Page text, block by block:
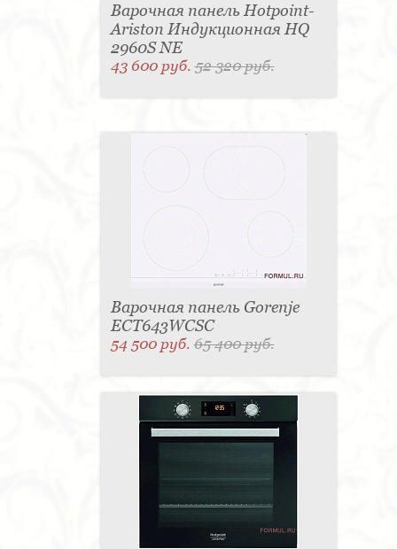
Варочная панель Hotpoint-
Ariston Индукционная HQ
2960S NE
43 600 руб.52 320 руб.
Варочная панель Gorenje
ECT643WCSC
54 500 руб.65 400 руб.